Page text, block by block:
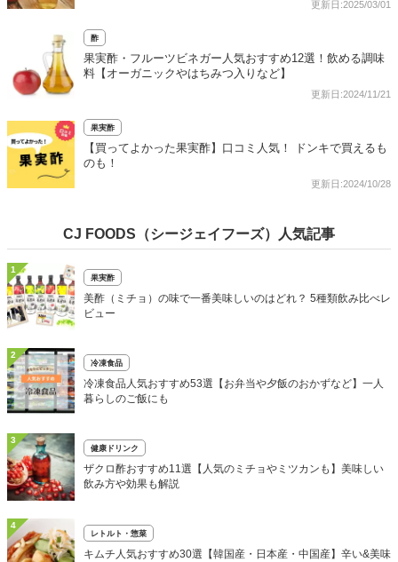
更新日:2025/03/01
酢
果実酢・フルーツビネガー人気おすすめ12選！飲める調味
料【オーガニックやはちみつ入りなど】
更新日:2024/11/21
果実酢
【買ってよかった果実酢】口コミ人気！ ドンキで買えるも
のも！
更新日:2024/10/28
CJ FOODS（シージェイフーズ）人気記事
1
果実酢
美酢（ミチョ）の味で一番美味しいのはどれ？ 5種類飲み比べレ
ビュー
2
冷凍食品
冷凍食品人気おすすめ53選【お弁当や夕飯のおかずなど】一人
暮らしのご飯にも
3
健康ドリンク
ザクロ酢おすすめ11選【人気のミチョやミツカンも】美味しい
飲み方や効果も解説
4
レトルト・惣菜
キムチ人気おすすめ30選【韓国産・日本産・中国産】辛い&美味